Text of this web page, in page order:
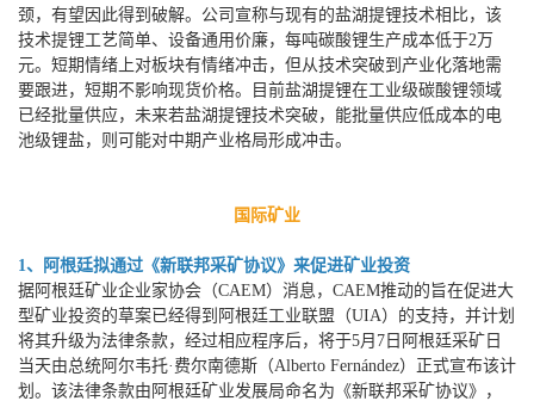
颈，有望因此得到破解。公司宣称与现有的盐湖提锂技术相比，该
技术提锂工艺简单、设备通用价廉，每吨碳酸锂生产成本低于2万
元。短期情绪上对板块有情绪冲击，但从技术突破到产业化落地需
要跟进，短期不影响现货价格。目前盐湖提锂在工业级碳酸锂领域
已经批量供应，未来若盐湖提锂技术突破，能批量供应低成本的电
池级锂盐，则可能对中期产业格局形成冲击。
国际矿业
1、阿根廷拟通过《新联邦采矿协议》来促进矿业投资
据阿根廷矿业企业家协会（CAEM）消息，CAEM推动的旨在促进大
型矿业投资的草案已经得到阿根廷工业联盟（UIA）的支持，并计划
将其升级为法律条款，经过相应程序后，将于5月7日阿根廷采矿日
当天由总统阿尔韦托·费尔南德斯（Alberto Fernández）正式宣布该计
划。该法律条款由阿根廷矿业发展局命名为《新联邦采矿协议》，